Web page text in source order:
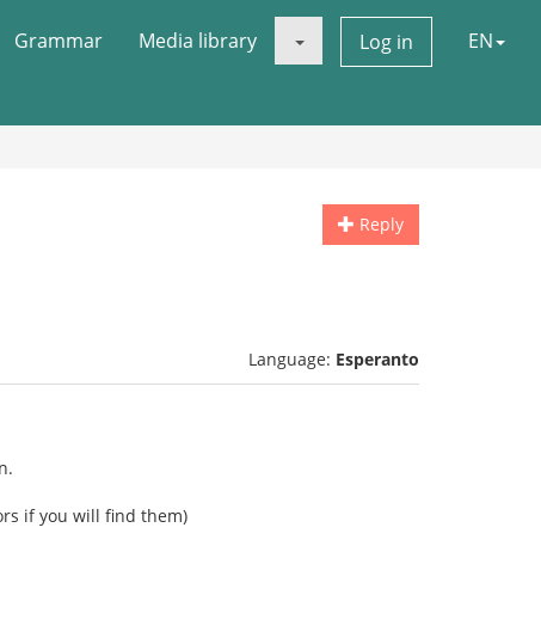
Grammar Media library Log in EN
Reply
Language: Esperanto
if you will find them)